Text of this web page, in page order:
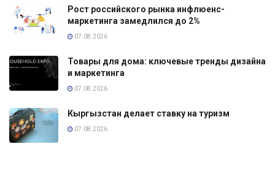
Рост российского рынка инфлюенс-
маркетинга замедлился до 2%
07.08.2026
Товары для дома: ключевые тренды дизайна
и маркетинга
07.08.2026
Кыргызстан делает ставку на туризм
07.08.2026